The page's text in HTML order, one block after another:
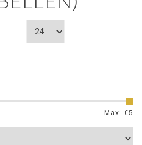
Max: €5